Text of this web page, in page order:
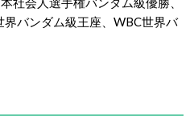
バンダム級王座、WBC世界バ